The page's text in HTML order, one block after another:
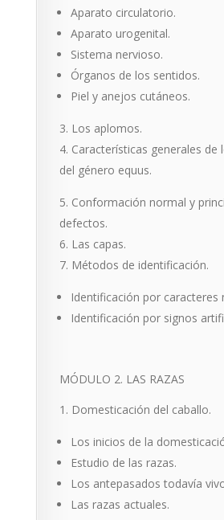
Aparato circulatorio.
Aparato urogenital.
Sistema nervioso.
Órganos de los sentidos.
Piel y anejos cutáneos.
Los aplomos.
Características generales de
del género equus.
Conformación normal y
defectos.
Las capas.
Métodos de identificación.
Identificación por caracteres
Identificación por signos
MÓDULO 2. LAS RAZAS
Domesticación del caballo.
Los inicios de la
Estudio de las razas.
Los antepasados todavía
Las razas actuales.